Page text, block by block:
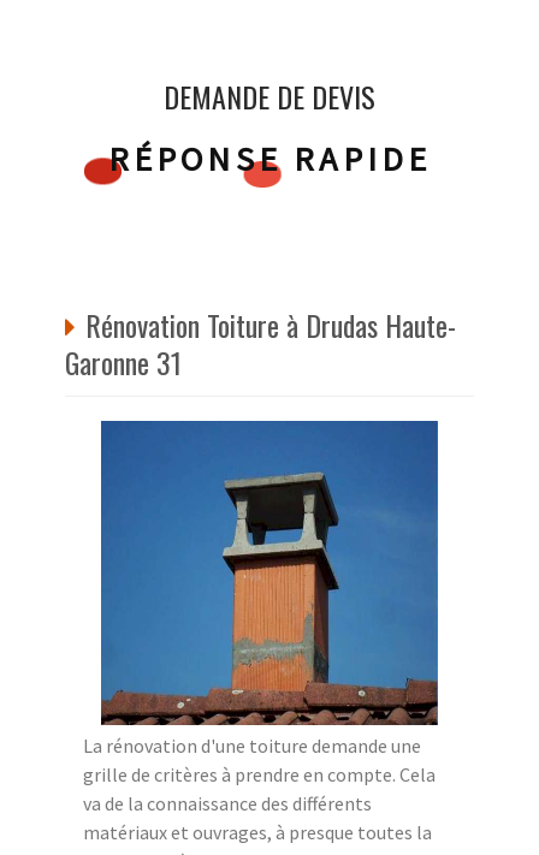
DEMANDE DE DEVIS
RÉPONSE RAPIDE
Rénovation Toiture à Drudas Haute-
Garonne 31
La rénovation d'une toiture demande une
grille de critères à prendre en compte. Cela
va de la connaissance des différents
matériaux et ouvrages, à presque toutes la